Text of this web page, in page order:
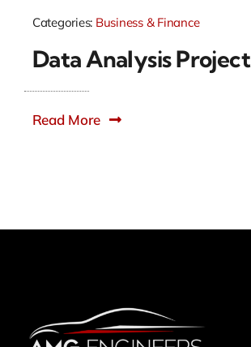
Categories: Business & Finance
Data Analysis Project
Read More